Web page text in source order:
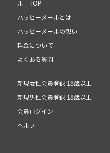
ル」TOP
ハッピーメールとは
ハッピーメールの想い
料金について
よくある質問
新規女性会員登録 18歳以上
新規男性会員登録 18歳以上
会員ログイン
ヘルプ